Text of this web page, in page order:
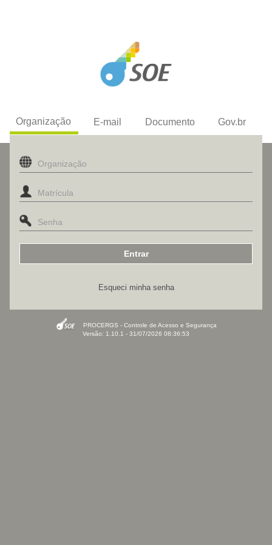
Organização E-mail Documento Gov.br
Esqueci minha senha
PROCERGS - Controle de Acesso e Segurança
Versão: 1.10.1 - 31/07/2026 08:36:53